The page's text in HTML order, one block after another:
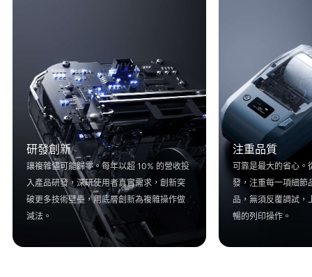
研發創新​
讓複雜儘可能歸零。每年以超 10% 的營收投
入產品研發，深研使用者真實需求，創新突
破更多技術壁壘，用底層創新為複雜操作做
減法。​
注重品質​
可靠是最大的省心。
發，注重每一項細節
品，無須反覆調試，
暢的列印操作。​